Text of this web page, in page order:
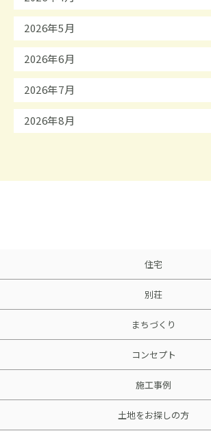
2026年5月
2026年6月
2026年7月
2026年8月
住宅
別荘
まちづくり
コンセプト
施工事例
土地をお探しの方